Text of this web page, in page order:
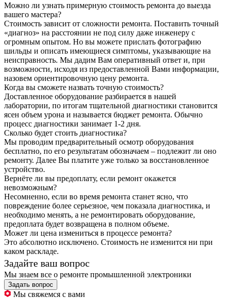
Можно ли узнать примерную стоимость ремонта до выезда
вашего мастера?
Стоимость зависит от сложности ремонта. Поставить точный
«диагноз» на расстоянии не под силу даже инженеру с
огромным опытом. Но вы можете прислать фотографию
шильды и описать имеющиеся симптомы, указывающие на
неисправность. Мы дадим Вам оперативный ответ и, при
возможности, исходя из предоставленной Вами информации,
назовем ориентировочную цену ремонта.
Когда вы сможете назвать точную стоимость?
Доставленное оборудование разбирается в нашей
лаборатории, по итогам тщательной диагностики становится
ясен объем урона и называется бюджет ремонта. Обычно
процесс диагностики занимает 1-2 дня.
Сколько будет стоить диагностика?
Мы проводим предварительный осмотр оборудования
бесплатно, по его результатам обозначаем – подлежит ли оно
ремонту. Далее Вы платите уже только за восстановленное
устройство.
Вернёте ли вы предоплату, если ремонт окажется
невозможным?
Несомненно, если во время ремонта станет ясно, что
повреждение более серьезное, чем показала диагностика, и
необходимо менять, а не ремонтировать оборудование,
предоплата будет возвращена в полном объеме.
Может ли цена измениться в процессе ремонта?
Это абсолютно исключено. Стоимость не изменится ни при
каком раскладе.
Задайте ваш вопрос
Мы знаем все о ремонте промышленной электроники
Задать вопрос
Мы свяжемся с вами